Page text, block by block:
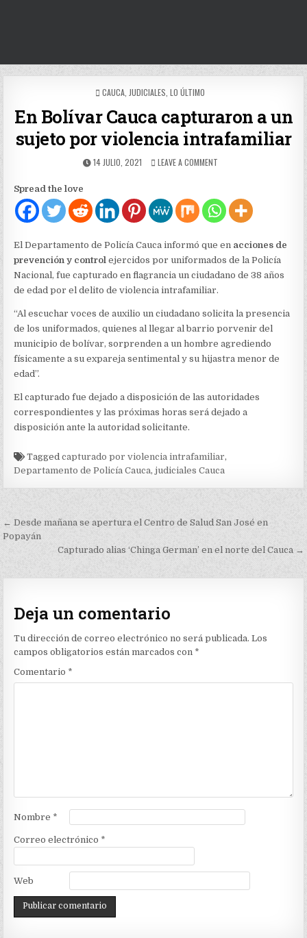
POSTED
CAUCA JUDICIALES LO ÚLTIMO
En Bolívar Cauca capturaron a un
sujeto por violencia intrafamiliar
PUBLISHED
14 JULIO, 2021 LEAVE A COMMENTON
CAUCA
CAPTURARON
A
SUJETO
VIOLENCIA
INTRAFAMILIAR
Spread the love
El Departamento de Policía Cauca informó que en acciones de
prevención y controlejercidos por uniformados de la Policía
Nacional, fue capturado en flagrancia un ciudadano de 38 años
de edad por el delito de violencia intrafamiliar.
“Al escuchar voces de auxilio un ciudadano solicita la presencia
de los uniformados, quienes al llegar al barrio porvenir del
municipio de bolívar, sorprenden a un hombre agrediendo
físicamente a su expareja sentimental y su hijastra menor de
edad”.
El capturado fue dejado a disposición de las autoridades
correspondientes y las próximas horas será dejado a
disposición ante la autoridad solicitante.
Taggedcapturado por violencia intrafamiliar,
Departamento de Policía Cauca,judiciales Cauca
Navegación
de
entradas
← Desde mañana se apertura el Centro de Salud San José en
Popayán
Capturado alias ‘Chinga German’ en el norte del Cauca →
Deja un comentario
Tu dirección de correo electrónico no será publicada. Los
campos obligatorios están marcados con *
Comentario *
Nombre *
Correo electrónico *
Web